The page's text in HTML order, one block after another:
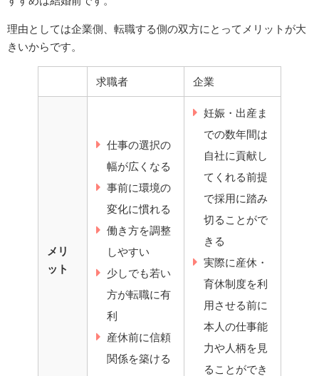
理由としては企業側、転職する側の双方にとってメリットが大
きいからです。
求職者 企業
メリ
ット
仕事の選択の
幅が広くなる
事前に環境の
変化に慣れる
働き方を調整
しやすい
少しでも若い
方が転職に有
利
産休前に信頼
関係を築ける
妊娠・出産ま
での数年間は
自社に貢献し
てくれる前提
で採用に踏み
切ることがで
きる
実際に産休・
育休制度を利
用させる前に
本人の仕事能
力や人柄を見
ることができ